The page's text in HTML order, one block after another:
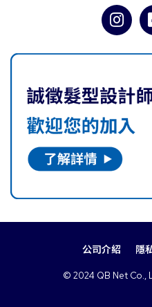
公司介紹 隱
© 2024 QB Net Co.,